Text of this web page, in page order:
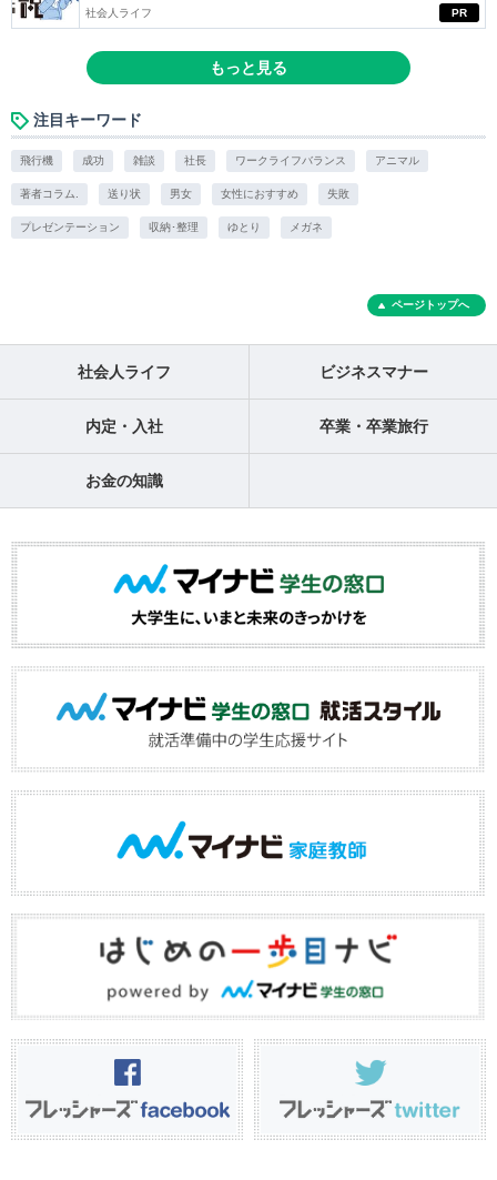
PR
社会人ライフ
もっと見る
注目キーワード
飛行機 成功 雑談 社長 ワークライフバランス アニマル
著者コラム. 送り状 男女 女性におすすめ 失敗
プレゼンテーション 収納･整理 ゆとり メガネ
ページトップへ
社会人ライフ ビジネスマナー
内定・入社 卒業・卒業旅行
お金の知識